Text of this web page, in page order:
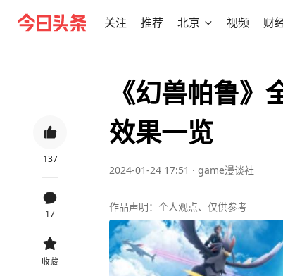
关注 推荐 北京 视频 财
137
17
收藏
《幻兽帕鲁
效果一览
2024-01-24 17:51 · game漫谈社
作品声明：个人观点、仅供参考